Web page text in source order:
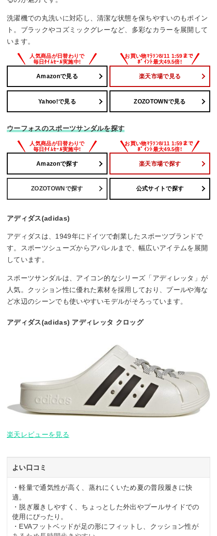
洗濯機での丸洗いに対応し、清潔な状態を保ちやすいのもポイン
ト。ブラックやコズミックグレーなど、多彩なカラーを展開して
います。
Amazonで見る 楽天市場で見る
Yahoo!で見る ZOZOTOWNで見る
ウーフォスのスポーツサンダルを探す
Amazonで探す 楽天市場で探す
ZOZOTOWNで探す 公式サイトで探す
アディダス(adidas)
アディダスは、1949年にドイツで創業したスポーツブランドで
す。スポーツシューズからアパレルまで、幅広いアイテムを展開
しています。
スポーツサンダルは、アイコン的なシリーズ「アディレッタ」が
人気。クッション性に優れた素材を採用しており、プールや海な
ど水辺のシーンでも使いやすいモデルがそろっています。
アディダス(adidas) アディレッタ クロッグ
楽天レビューを見る
よい口コミ
・軽量で通気性が高く、蒸れにくいため夏の普段履きに快
適。
・脱ぎ履きしやすく、ちょっとした外出やプールサイドでの
使用にぴったり。
・EVAフットベッドが足の形にフィットし、クッション性が